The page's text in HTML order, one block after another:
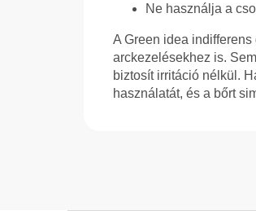
Ne használja a
A Green idea
arckezelésekhez is.
biztosít irritáció nélkül.
használatát, és a bőrt